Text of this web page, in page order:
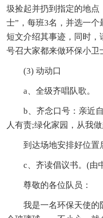
圾捡起并扔到指定的地点
士”，每班3名，并选一
短文介绍其事迹，同时，
号召大家都来做环保小卫
(3) 动动口
a、全级齐唱队歌。
b、齐念口号：亲近自
人有责;绿化家园，从我做
到达场地安排好位置
c、齐读倡议书。(由
尊敬的各位队员：
我是一名环保天使的